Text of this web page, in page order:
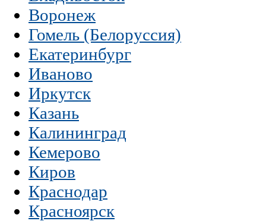
Воронеж
Гомель (Белоруссия)
Екатеринбург
Иваново
Иркутск
Казань
Калининград
Кемерово
Киров
Краснодар
Красноярск